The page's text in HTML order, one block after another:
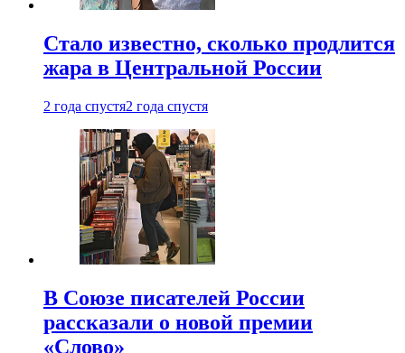
Стало известно, сколько продлится
жара в Центральной России
2 года спустя2 года спустя
В Союзе писателей России
рассказали о новой премии
«Слово»